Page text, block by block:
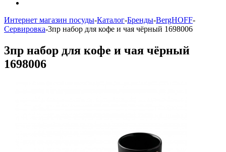
Интернет магазин посуды-Каталог-Бренды-BergHOFF-
Сервировка-3пр набор для кофе и чая чёрный 1698006
3пр набор для кофе и чая чёрный
1698006